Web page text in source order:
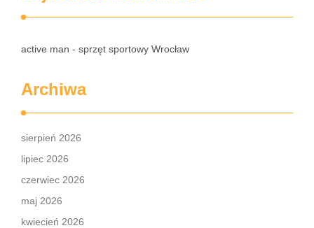
active man - sprzęt sportowy Wrocław
Archiwa
sierpień 2026
lipiec 2026
czerwiec 2026
maj 2026
kwiecień 2026